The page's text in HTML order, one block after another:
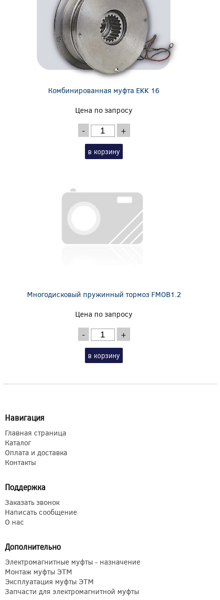
Комбинированная муфта EKK 16
Цена по запросу
- +
в корзину
Многодисковый пружинный тормоз FMOB1.2
Цена по запросу
- +
в корзину
Навигация
Главная страница
Каталог
Оплата и доставка
Контакты
Поддержка
Заказать звонок
Написать сообщение
О нас
Дополнительно
Электромагнитные муфты - назначение
Монтаж муфты ЭТМ
Эксплуатация муфты ЭТМ
Запчасти для электромагнитной муфты